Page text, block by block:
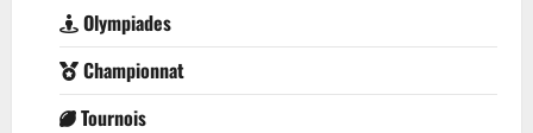
Olympiades
Championnat
Tournois